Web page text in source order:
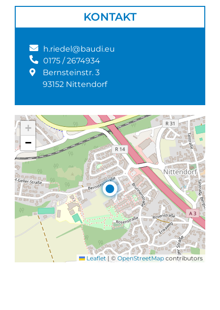
KONTAKT
h.riedel@baudi.eu
0175 / 2674934
Bernsteinstr. 3
93152 Nittendorf
+
−
Leaflet | © OpenStreetMap contributors